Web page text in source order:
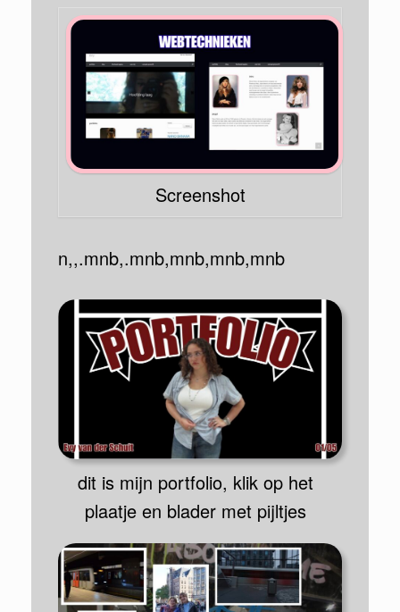
Screenshot
n,,.mnb,.mnb,mnb,mnb,mnb
dit is mijn portfolio, klik op het
plaatje en blader met pijltjes